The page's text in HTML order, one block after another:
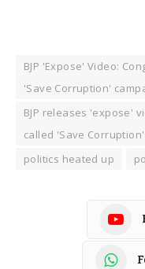
BJP 'Expose' Video:
'Save Corruption'
BJP releases 'expose'
called 'Save
politics heated up